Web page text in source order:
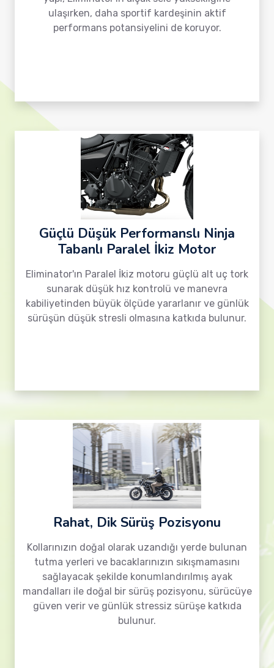
ulaşırken, daha sportif kardeşinin aktif
performans potansiyelini de koruyor.
Güçlü Düşük Performanslı Ninja
Tabanlı Paralel İkiz Motor
Eliminator'ın Paralel İkiz motoru güçlü alt uç tork
sunarak düşük hız kontrolü ve manevra
kabiliyetinden büyük ölçüde yararlanır ve günlük
sürüşün düşük stresli olmasına katkıda bulunur.
Rahat, Dik Sürüş Pozisyonu
Kollarınızın doğal olarak uzandığı yerde bulunan
tutma yerleri ve bacaklarınızın sıkışmamasını
sağlayacak şekilde konumlandırılmış ayak
mandalları ile doğal bir sürüş pozisyonu, sürücüye
güven verir ve günlük stressiz sürüşe katkıda
bulunur.